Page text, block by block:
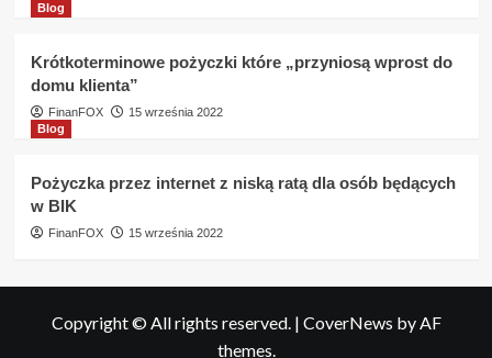
Blog
Krótkoterminowe pożyczki które „przyniosą wprost do
domu klienta”
FinanFOX
15 września 2022
Blog
Pożyczka przez internet z niską ratą dla osób będących
w BIK
FinanFOX 15 września 2022
Copyright © All rights reserved. | CoverNews by AF
themes.